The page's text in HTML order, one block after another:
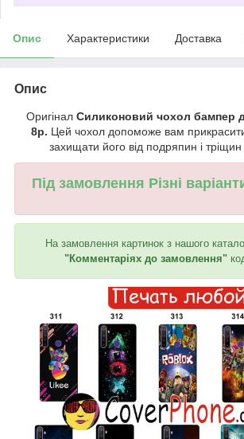
Опис Характеристики Доставка
Опис
Оригінал Силиконовий чохол бампер
8p. Цей чохол допоможе вам
захищати його від подряпин і тріщин
Під замовлення Різні
На замовлення картинок з нашого
"Комментаріях до замовлення"